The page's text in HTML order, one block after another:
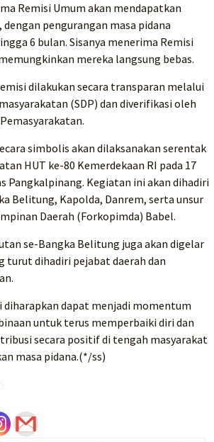
Remisi Umum akan mendapatkan
dengan pengurangan masa pidana
6 bulan. Sisanya menerima Remisi
mereka langsung bebas.
dilakukan secara transparan melalui
(SDP) dan diverifikasi oleh
simbolis akan dilaksanakan serentak
HUT ke-80 Kemerdekaan RI pada 17
Pangkalpinang. Kegiatan ini akan dihadiri
Belitung, Kapolda, Danrem, serta unsur
Daerah (Forkopimda) Babel.
se-Bangka Belitung juga akan digelar
turut dihadiri pejabat daerah dan
diharapkan dapat menjadi momentum
untuk terus memperbaiki diri dan
secara positif di tengah masyarakat
masa pidana.(*/ss)